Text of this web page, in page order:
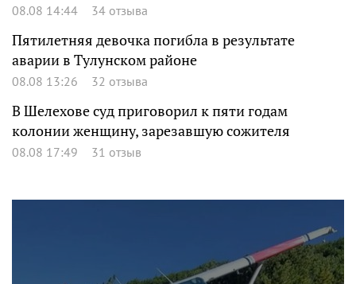
08.08 14:44 34 отзыва
Пятилетняя девочка погибла в результате
аварии в Тулунском районе
08.08 13:26 32 отзыва
В Шелехове суд приговорил к пяти годам
колонии женщину, зарезавшую сожителя
08.08 17:49 31 отзыв